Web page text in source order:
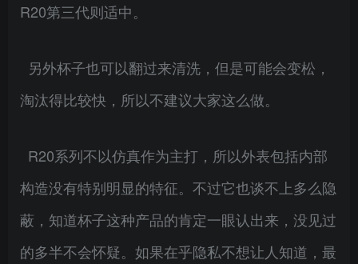
R20第三代则适中。
另外杯子也可以翻过来清洗，但是可能会变松，
淘汰得比较快，所以不建议大家这么做。
R20系列不以仿真作为主打，所以外表包括内部
构造没有特别明显的特征。不过它也谈不上多么隐
蔽，知道杯子这种产品的肯定一眼认出来，没见过
的多半不会怀疑。如果在乎隐私不想让人知道，最